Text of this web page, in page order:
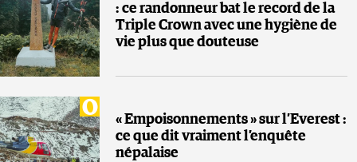
: ce randonneur bat le record de la
Triple Crown avec une hygiène de
vie plus que douteuse
« Empoisonnements » sur l’Everest :
ce que dit vraiment l’enquête
népalaise